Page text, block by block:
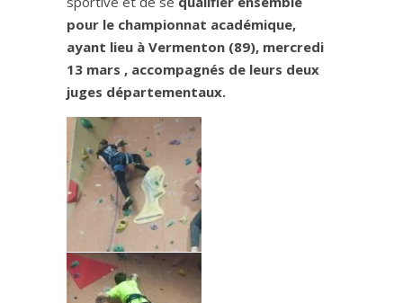
pour le championnat académique,
ayant lieu à Vermenton (89), mercredi
13 mars , accompagnés de leurs deux
juges départementaux.